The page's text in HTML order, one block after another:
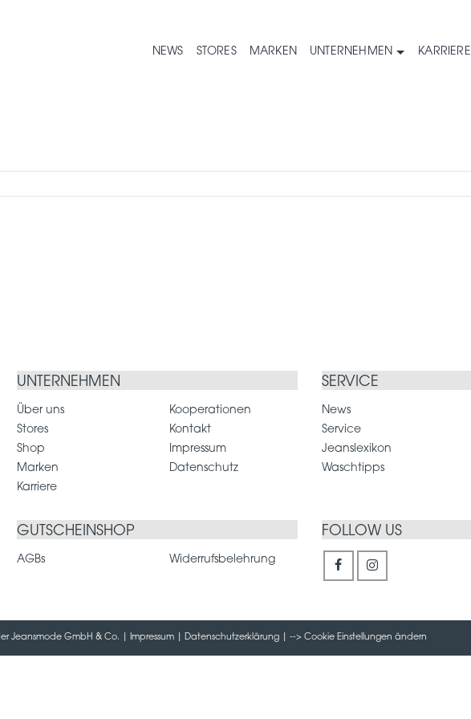
NEWS STORES MARKEN UNTERNEHMEN KARRIERE
UNTERNEHMEN
Über uns
Stores
Shop
Marken
Karriere
Kooperationen
Kontakt
Impressum
Datenschutz
GUTSCHEINSHOP
AGBs Widerrufsbelehrung
SERVICE
News
Service
Jeanslexikon
Waschtipps
FOLLOW US
Jeansmode GmbH & Co. | Impressum Datenschutzerklärung | --> Cookie Einstellungen ändern